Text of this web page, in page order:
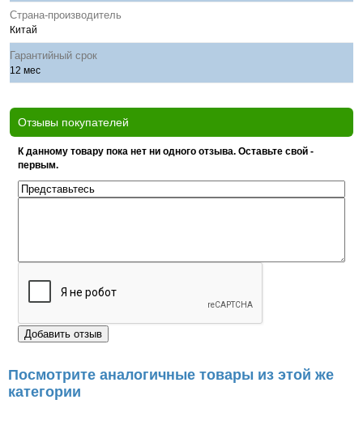
Страна-производитель
Китай
Гарантийный срок
12 мес
Отзывы покупателей
К данному товару пока нет ни одного отзыва. Оставьте свой -
первым.
Посмотрите аналогичные товары из этой же
категории